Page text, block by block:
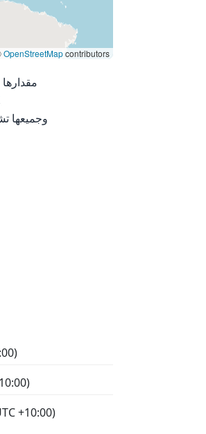
OpenStreetMapcontributors
+10:00)